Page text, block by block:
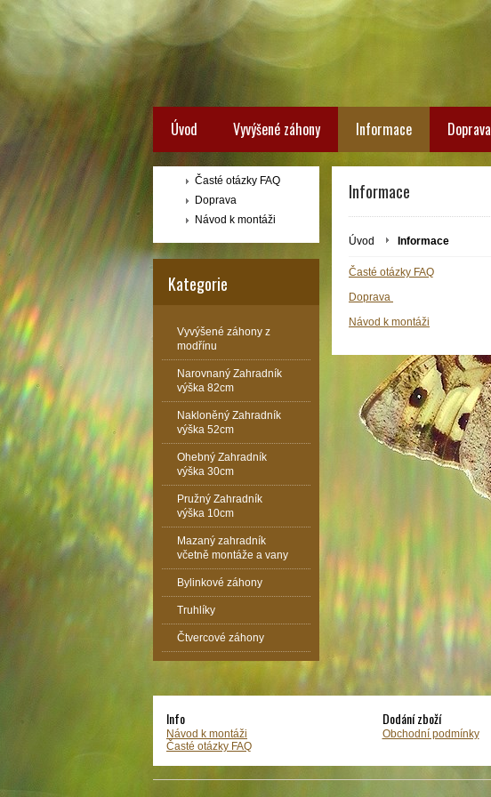
Úvod Vyvýšené záhony Informace Doprava
Časté otázky FAQ
Doprava
Návod k montáži
Kategorie
Vyvýšené záhony z
modřínu
Narovnaný Zahradník
výška 82cm
Nakloněný Zahradník
výška 52cm
Ohebný Zahradník
výška 30cm
Pružný Zahradník
výška 10cm
Mazaný zahradník
včetně montáže a vany
Bylinkové záhony
Truhlíky
Čtvercové záhony
Informace
Úvod Informace
Časté otázky FAQ
Doprava
Návod k montáži
Info
Návod k montáži
Časté otázky FAQ
Dodání zboží
Obchodní podmínky